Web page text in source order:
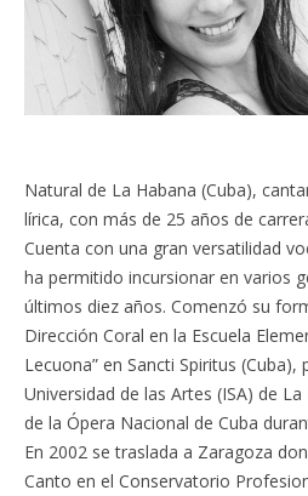
Natural de La Habana (Cuba),
lírica, con más de 25 años de
Cuenta con una gran versatilidad
ha permitido incursionar en varios
últimos diez años. Comenzó su
Dirección Coral en la Escuela
Lecuona” en Sancti Spiritus (Cuba),
Universidad de las Artes (ISA) de
de la Ópera Nacional de Cuba
En 2002 se traslada a Zaragoza
Canto en el Conservatorio